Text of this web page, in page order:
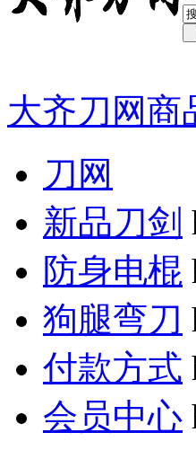
大齐刀网商
刀网
新品刀剑
防身电棍
狗腿弯刀
付款方式
会员中心